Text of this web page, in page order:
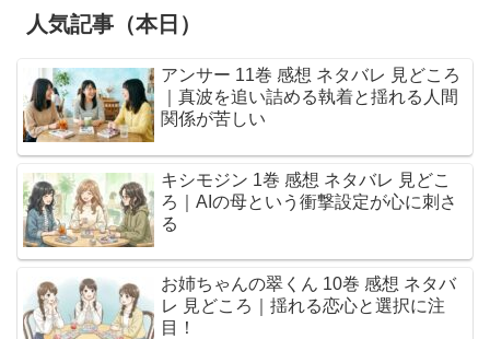
人気記事（本日）
アンサー 11巻 感想 ネタバレ 見どころ
｜真波を追い詰める執着と揺れる人間
関係が苦しい
キシモジン 1巻 感想 ネタバレ 見どこ
ろ｜AIの母という衝撃設定が心に刺さ
る
お姉ちゃんの翠くん 10巻 感想 ネタバ
レ 見どころ｜揺れる恋心と選択に注
目！